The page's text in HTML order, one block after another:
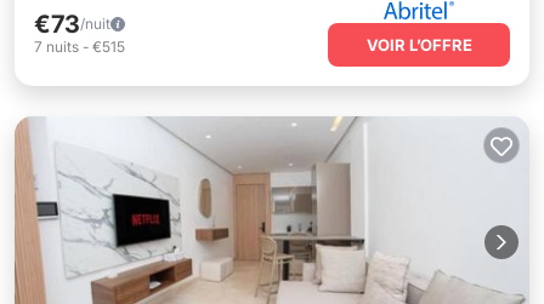
€73/nuit
7 nuits - €515 VOIR L’OFFRE